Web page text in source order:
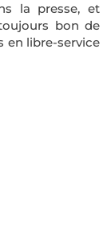
la presse, et
bon de
en libre-service